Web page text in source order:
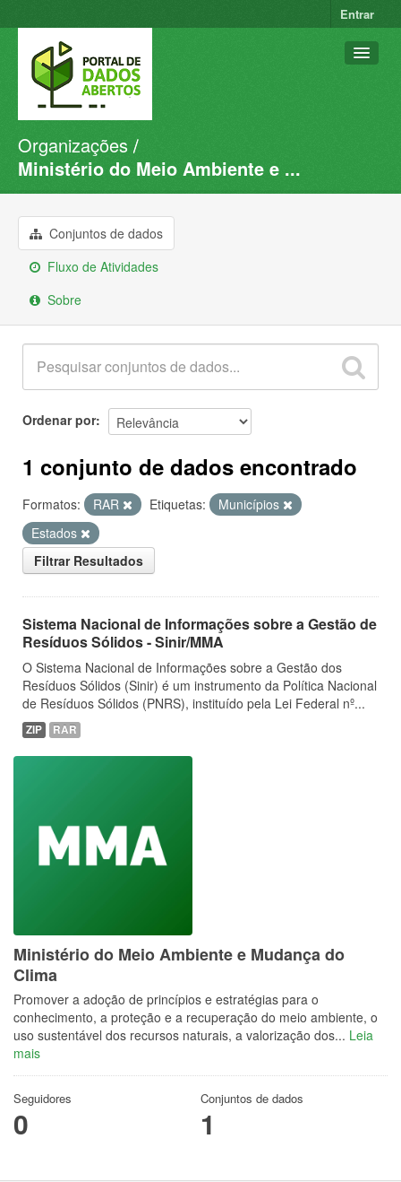
Entrar
Conjuntos de dados
Organizações
Sobre
Organizações
Ministério do Meio Ambiente e ...
Conjuntos de dados
Fluxo de Atividades
Sobre
Ordenar por
1 conjunto de dados encontrado
Formatos: RAR Etiquetas:
Municípios
Estados
Filtrar Resultados
Sistema Nacional de Informações sobre a Gestão de
Resíduos Sólidos - Sinir/MMA
O Sistema Nacional de Informações sobre a Gestão dos
Resíduos Sólidos (Sinir) é um instrumento da Política Nacional
de Resíduos Sólidos (PNRS), instituído pela Lei Federal nº...
ZIP RAR
Ministério do Meio Ambiente e Mudança do
Clima
Promover a adoção de princípios e estratégias para o
conhecimento, a proteção e a recuperação do meio ambiente, o
uso sustentável dos recursos naturais, a valorização dos... Leia
mais
Seguidores
0
Conjuntos de dados
1